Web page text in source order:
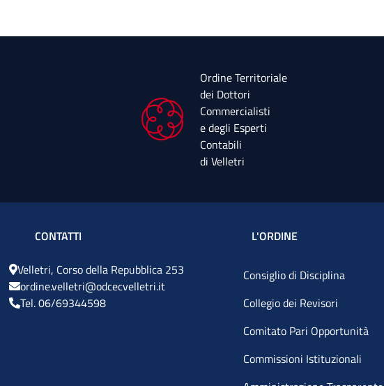
Ordine Territoriale
dei Dottori
Commercialisti
e degli Esperti
Contabili
di Velletri
CONTATTI L'ORDINE
Velletri, Corso della Repubblica 253
ordine.velletri@odcecvelletri.it
Tel. 06/69344598
Consiglio di Disciplina
Collegio dei Revisori
Comitato Pari Opportunità
Commissioni Istituzionali